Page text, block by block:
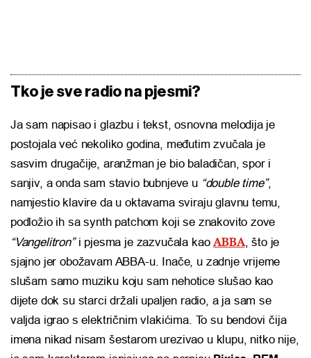
Tko je sve radio na pjesmi?
Ja sam napisao i glazbu i tekst, osnovna melodija je
postojala već nekoliko godina, međutim zvučala je
sasvim drugačije, aranžman je bio baladičan, spor i
sanjiv, a onda sam stavio bubnjeve u “double time”,
namjestio klavire da u oktavama sviraju glavnu temu,
podložio ih sa synth patchom koji se znakovito zove
“Vangelitron”i pjesma je zazvučala kaoABBA, što je
sjajno jer obožavam ABBA-u. Inače, u zadnje vrijeme
slušam samo muziku koju sam nehotice slušao kao
dijete dok su starci držali upaljen radio, a ja sam se
valjda igrao s električnim vlakićima. To su bendovi čija
imena nikad nisam šestarom urezivao u klupu, nitko nije,